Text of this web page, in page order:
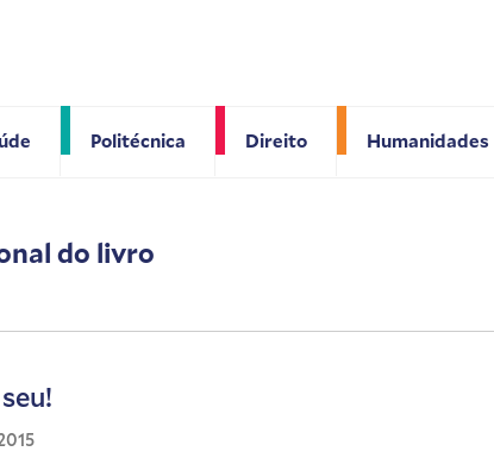
Politécnica Direito Humanidades
do livro